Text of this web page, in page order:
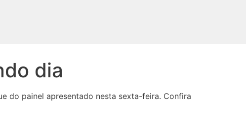
dia
do painel apresentado nesta sexta-feira. Confira